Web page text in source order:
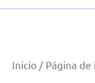
Inicio / Página de